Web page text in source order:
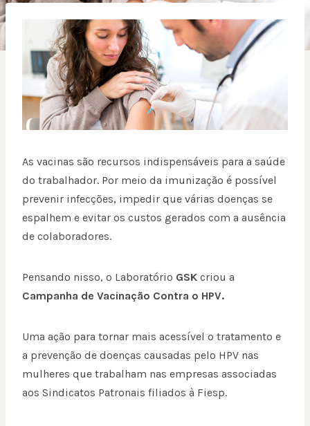
As vacinas são recursos indispensáveis para a saúde
do trabalhador. Por meio da imunização é possível
prevenir infecções, impedir que várias doenças se
espalhem e evitar os custos gerados com a ausência
de colaboradores.
Pensando nisso, o Laboratório GSK criou a
Campanha de Vacinação Contra o HPV.
Uma ação para tornar mais acessível o tratamento e
a prevenção de doenças causadas pelo HPV nas
mulheres que trabalham nas empresas associadas
aos Sindicatos Patronais filiados à Fiesp.